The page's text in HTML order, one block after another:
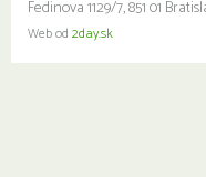
Fedinova 1129/7, 851 01
Web od 2day.sk